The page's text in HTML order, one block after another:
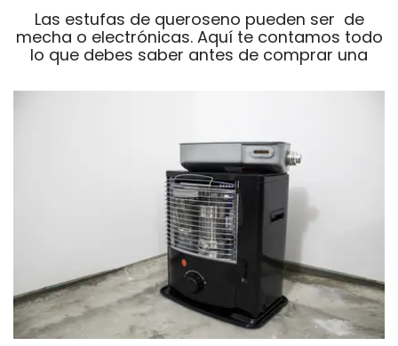
Las estufas de queroseno pueden ser de
mecha o electrónicas. Aquí te contamos todo
lo que debes saber antes de comprar una